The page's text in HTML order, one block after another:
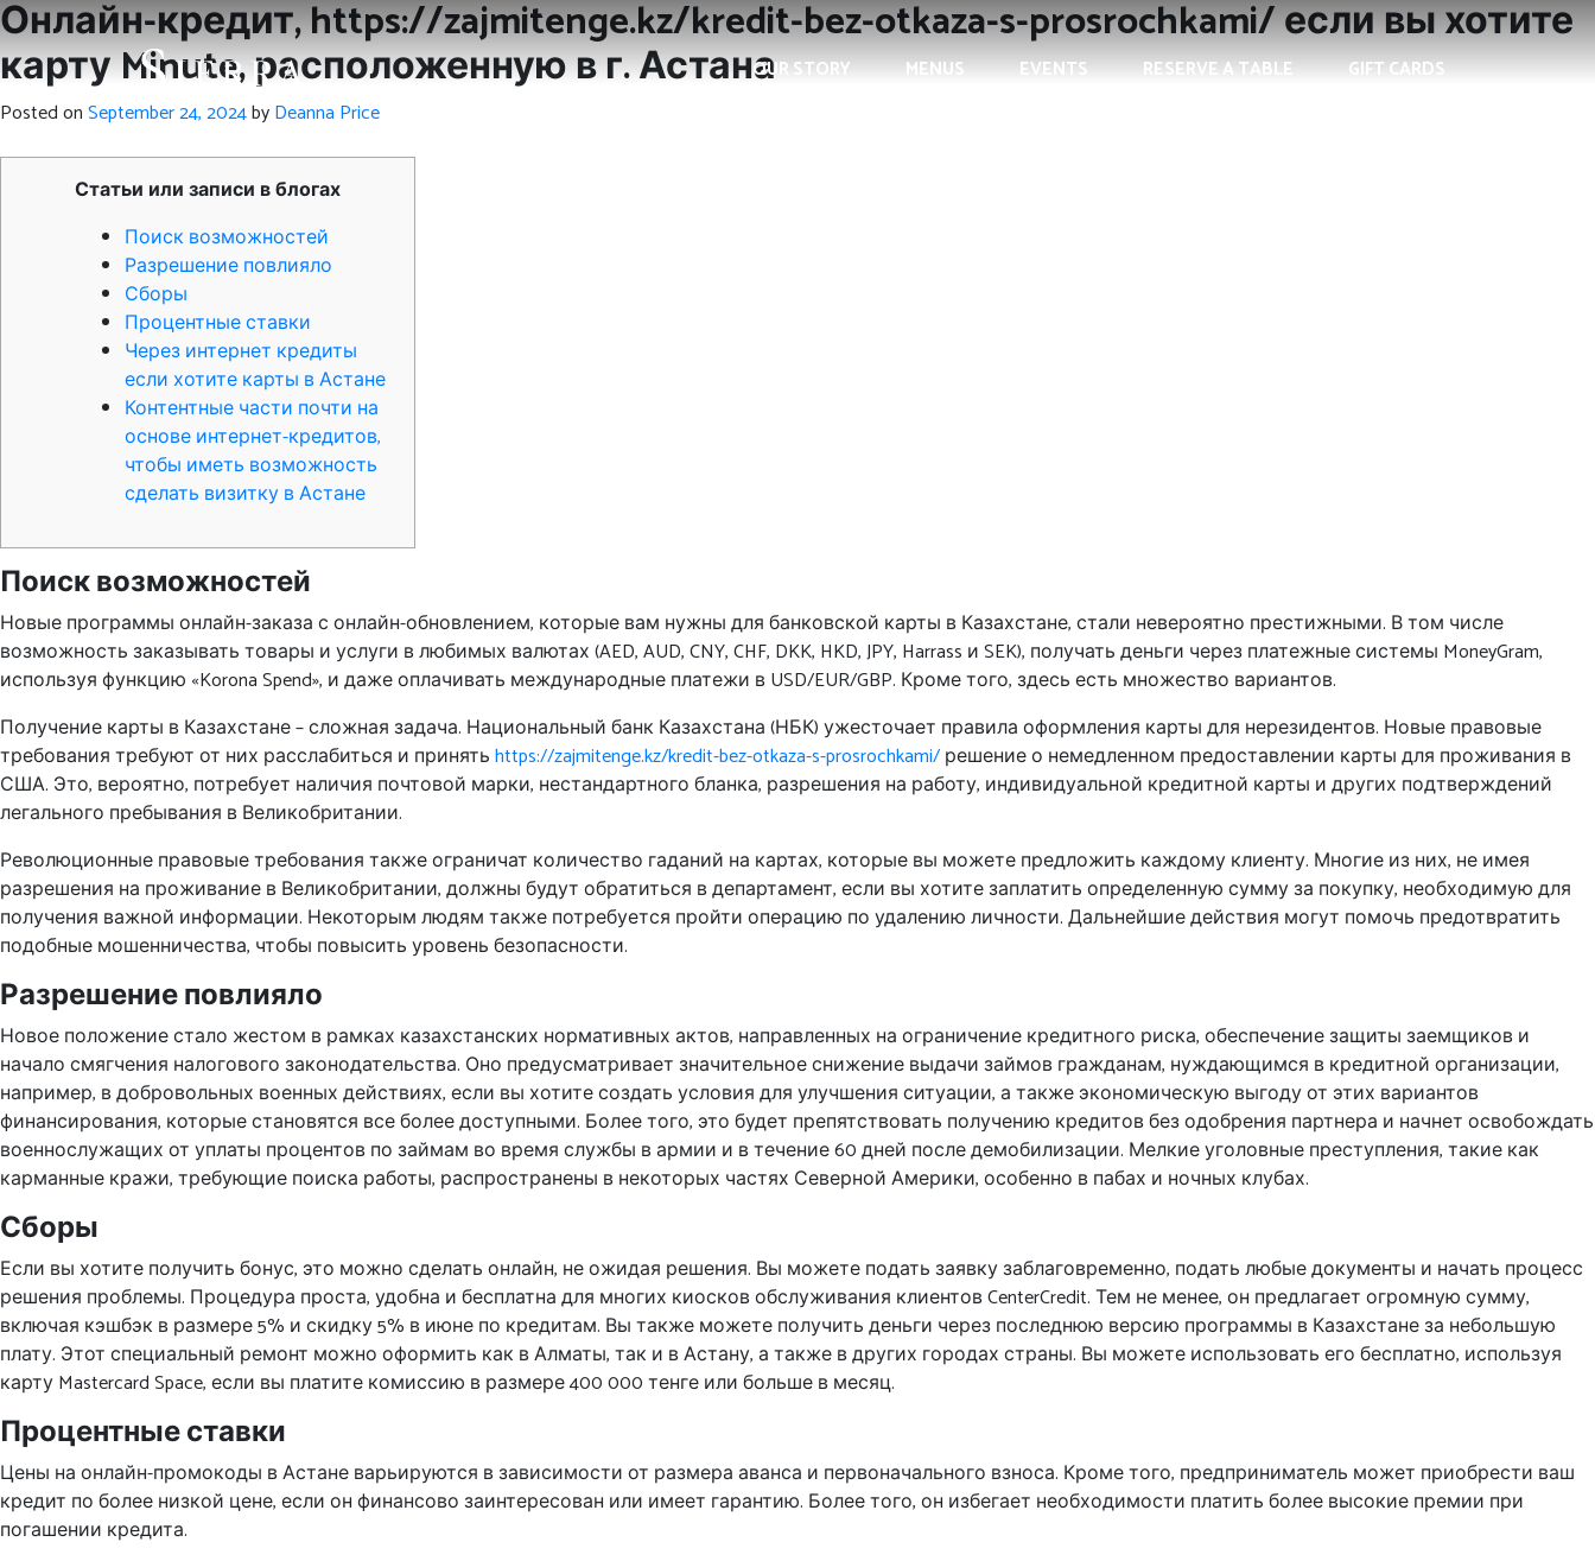
OUR STORY MENUS EVENTS RESERVE A TABLE GIFT CARDS
Онлайн-кредит, https://zajmitenge.kz/kredit-bez-otkaza-s-prosrochkami/ если вы хотите
карту Minute, расположенную в г. Астана
Posted onSeptember 24, 2024byDeanna Price
Статьи или записи в блогах
Поиск возможностей
Разрешение повлияло
Сборы
Процентные ставки
Через интернет кредиты
если хотите карты в Астане
Контентные части почти на
основе интернет-кредитов,
чтобы иметь возможность
сделать визитку в Астане
Поиск возможностей
Новые программы онлайн-заказа с онлайн-обновлением, которые вам нужны для банковской карты в Казахстане, стали невероятно престижными. В том числе
возможность заказывать товары и услуги в любимых валютах (AED, AUD, CNY, CHF, DKK, HKD, JPY, Harrass и SEK), получать деньги через платежные системы MoneyGram,
используя функцию «Korona Spend», и даже оплачивать международные платежи в USD/EUR/GBP. Кроме того, здесь есть множество вариантов.
Получение карты в Казахстане – сложная задача. Национальный банк Казахстана (НБК) ужесточает правила оформления карты для нерезидентов. Новые правовые
требования требуют от них расслабиться и принятьhttps://zajmitenge.kz/kredit-bez-otkaza-s-prosrochkami/решение о немедленном предоставлении карты для проживания в
США. Это, вероятно, потребует наличия почтовой марки, нестандартного бланка, разрешения на работу, индивидуальной кредитной карты и других подтверждений
легального пребывания в Великобритании.
Революционные правовые требования также ограничат количество гаданий на картах, которые вы можете предложить каждому клиенту. Многие из них, не имея
разрешения на проживание в Великобритании, должны будут обратиться в департамент, если вы хотите заплатить определенную сумму за покупку, необходимую для
получения важной информации. Некоторым людям также потребуется пройти операцию по удалению личности. Дальнейшие действия могут помочь предотвратить
подобные мошенничества, чтобы повысить уровень безопасности.
Разрешение повлияло
Новое положение стало жестом в рамках казахстанских нормативных актов, направленных на ограничение кредитного риска, обеспечение защиты заемщиков и
начало смягчения налогового законодательства. Оно предусматривает значительное снижение выдачи займов гражданам, нуждающимся в кредитной организации,
например, в добровольных военных действиях, если вы хотите создать условия для улучшения ситуации, а также экономическую выгоду от этих вариантов
финансирования, которые становятся все более доступными. Более того, это будет препятствовать получению кредитов без одобрения партнера и начнет освобождать
военнослужащих от уплаты процентов по займам во время службы в армии и в течение 60 дней после демобилизации. Мелкие уголовные преступления, такие как
карманные кражи, требующие поиска работы, распространены в некоторых частях Северной Америки, особенно в пабах и ночных клубах.
Сборы
Если вы хотите получить бонус, это можно сделать онлайн, не ожидая решения. Вы можете подать заявку заблаговременно, подать любые документы и начать процесс
решения проблемы. Процедура проста, удобна и бесплатна для многих киосков обслуживания клиентов CenterCredit. Тем не менее, он предлагает огромную сумму,
включая кэшбэк в размере 5% и скидку 5% в июне по кредитам. Вы также можете получить деньги через последнюю версию программы в Казахстане за небольшую
плату. Этот специальный ремонт можно оформить как в Алматы, так и в Астану, а также в других городах страны. Вы можете использовать его бесплатно, используя
карту Mastercard Space, если вы платите комиссию в размере 400 000 тенге или больше в месяц.
Процентные ставки
Цены на онлайн-промокоды в Астане варьируются в зависимости от размера аванса и первоначального взноса. Кроме того, предприниматель может приобрести ваш
кредит по более низкой цене, если он финансово заинтересован или имеет гарантию. Более того, он избегает необходимости платить более высокие премии при
погашении кредита.